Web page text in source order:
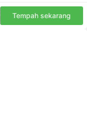
Tempah sekarang